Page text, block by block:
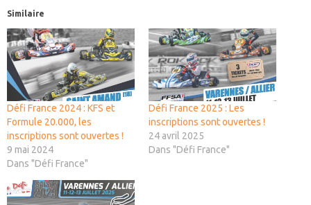
Similaire
Défi France 2024 : KFS et
Formule 20.000, les
inscriptions sont ouvertes !
9 mai 2024
Dans "Défi France"
Défi France 2025 : Les
inscriptions sont ouvertes !
24 avril 2025
Dans "Défi France"